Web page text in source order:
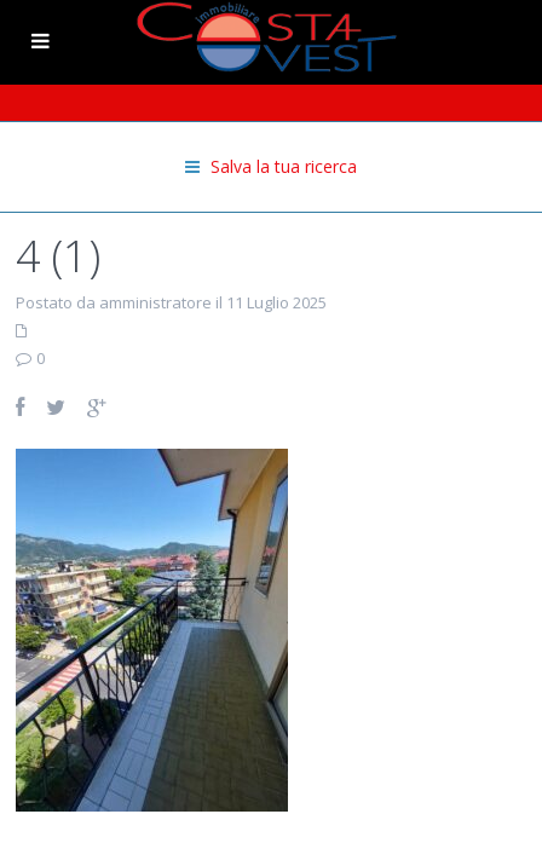
Salva la tua ricerca
4 (1)
Postato da amministratore il 11 Luglio 2025
0